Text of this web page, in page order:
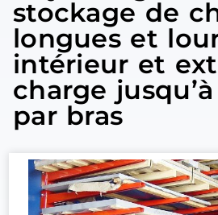
stockage de
longues et
intérieur et
charge
par bras